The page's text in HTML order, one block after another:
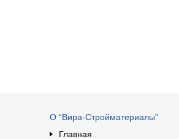
О “Вира-Стройматериалы”
Главная